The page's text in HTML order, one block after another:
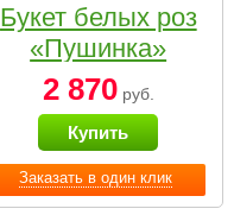
Заказать в один клик
Букет белых роз
«Пушинка»
2 870руб.
Купить